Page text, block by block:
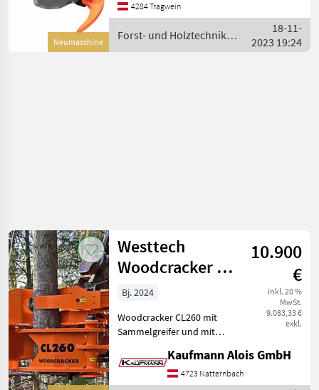
Neumaschine
Radlader oder
4284 Tragwein
Forst- und Holztechnik /
KX Tree Shears
18-11-
2023 19:24
Westtech
Woodcracker CL
260
10.900
€
inkl. 20 %
MwSt.
9.083,33 €
exkl.
Bj. 2024
Woodcracker CL260 mit
Sammelgreifer und mit
Aufnahme - Verschiedene
Anbauplatten Lagernd inkl.
Kaufmann Alois GmbH
4723 Natternbach